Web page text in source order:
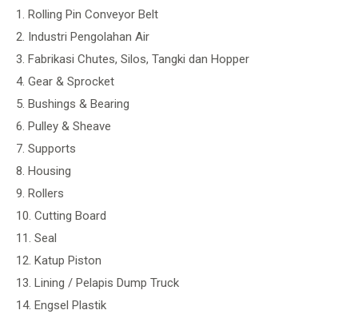
1. Rolling Pin Conveyor Belt
2. Industri Pengolahan Air
3. Fabrikasi Chutes, Silos, Tangki dan Hopper
4. Gear & Sprocket
5. Bushings & Bearing
6. Pulley & Sheave
7. Supports
8. Housing
9. Rollers
10. Cutting Board
11. Seal
12. Katup Piston
13. Lining / Pelapis Dump Truck
14. Engsel Plastik